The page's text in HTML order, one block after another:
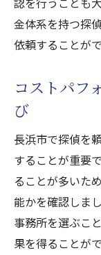
金体系を持つ探
依頼することがで
コストパフ
び
長浜市で探偵を
することが重要
ることが多いた
能かを確認しま
事務所を選ぶこ
果を得ることが